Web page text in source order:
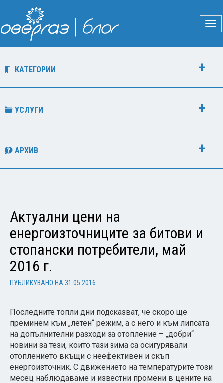
КАТЕГОРИИ
УСЛУГИ
АРХИВ
Актуални цени на
енергоизточниците за битови и
стопански потребители, май
2016 г.
ПУБЛИКУВАНО НА 31.05.2016
Последните топли дни подсказват, че скоро ще
преминем към „летен“ режим, а с него и към липсата
на допълнителни разходи за отоплениe – „добри“
новини за тези, които тази зима са осигурявали
отоплението вкъщи с неефективен и скъп
енергоизточник. С движението на температурите този
месец наблюдаваме и известни промени в цените на